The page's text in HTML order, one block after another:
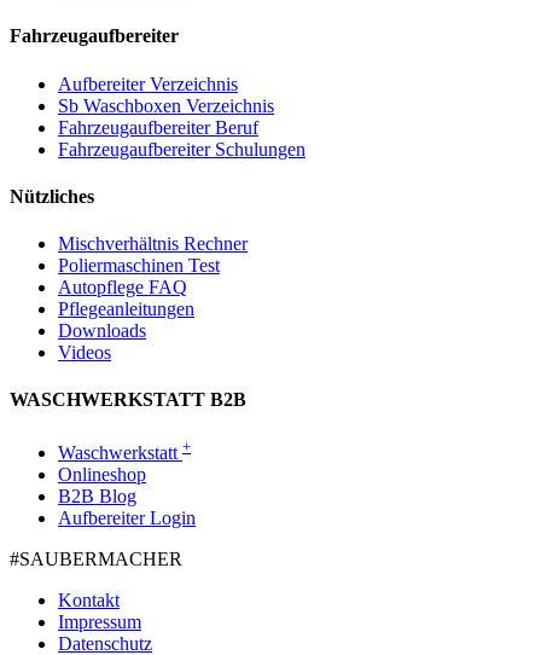
Fahrzeugaufbereiter
Aufbereiter Verzeichnis
Sb Waschboxen Verzeichnis
Fahrzeugaufbereiter Beruf
Fahrzeugaufbereiter Schulungen
Nützliches
Mischverhältnis Rechner
Poliermaschinen Test
Autopflege FAQ
Pflegeanleitungen
Downloads
Videos
WASCHWERKSTATT B2B
Waschwerkstatt +
Onlineshop
B2B Blog
Aufbereiter Login
#SAUBER­MACHER
Kontakt
Impressum
Datenschutz